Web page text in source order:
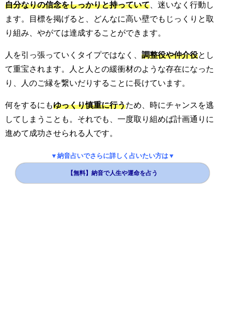
自分なりの信念をしっかりと持っていて 、迷いなく行動し
ます。目標を掲げると、どんなに高い壁でもじっくりと取
り組み、やがては達成することができます。
人を引っ張っていくタイプではなく、 調整役や仲介役とし
て重宝されます。人と人との緩衝材のような存在になった
り、人のご縁を繋いだりすることに長けています。
何をするにもゆっくり慎重に行うため、時にチャンスを逃
してしまうことも。それでも、一度取り組めば計画通りに
進めて成功させられる人です。
▼納音占いでさらに詳しく占いたい方は▼
【無料】納音で人生や運命を占う